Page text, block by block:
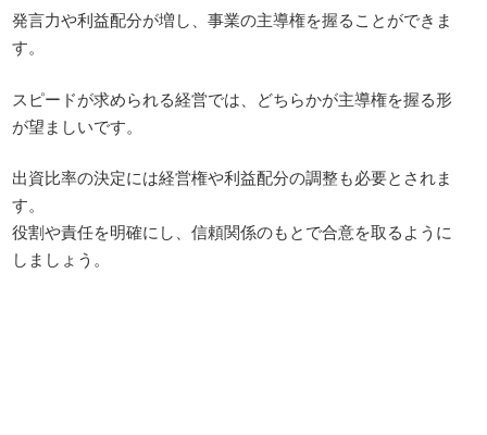
発言力や利益配分が増し、事業の主導権を握ることができま
す。
スピードが求められる経営では、どちらかが主導権を握る形
が望ましいです。
出資比率の決定には経営権や利益配分の調整も必要とされま
す。
役割や責任を明確にし、信頼関係のもとで合意を取るように
しましょう。